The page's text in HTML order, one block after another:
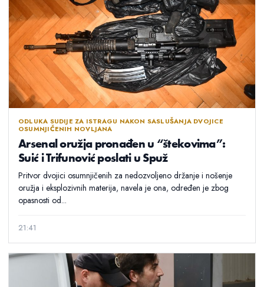
ODLUKA SUDIJE ZA ISTRAGU NAKON SASLUŠANJA DVOJICE
OSUMNJIČENIH NOVLJANA
Arsenal oružja pronađen u “štekovima”:
Suić i Trifunović poslati u Spuž
Pritvor dvojici osumnjičenih za nedozvoljeno držanje i nošenje
oružja i eksplozivnih materija, navela je ona, određen je zbog
opasnosti od...
21:41